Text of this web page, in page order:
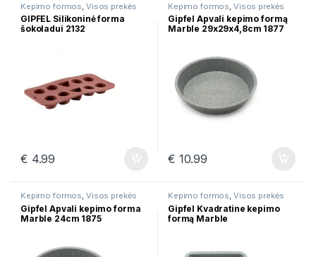
Kepimo formos Visos prekės
GIPFEL Silikoninė forma
šokoladui 2132
€ 4.99
Kepimo formos Visos prekės
Gipfel Apvali kepimo formą
Marble 29x29x4,8сm 1877
€ 10.99
Kepimo formos, Visos prekės
Gipfel Apvali kepimo forma
Marble 24cm 1875
Kepimo formos, Visos prekės
Gipfel Kvadratine kepimo
formą Marble